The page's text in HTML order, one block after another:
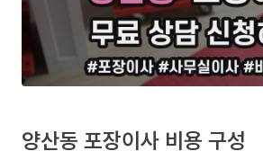
양산동 포장이사 비용 구성